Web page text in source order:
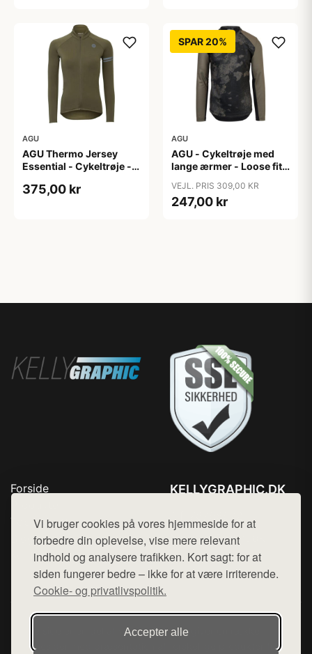
Vi bruger cookies på vores hjemmeside for at
forbedre din oplevelse, vise mere relevant
indhold og analysere trafikken. Kort sagt: for at
siden fungerer bedre – ikke for at være irriterende.
Cookie- og privatlivspolitik.
Accepter alle
AGU
AGU Thermo Jersey
Essential - Cykeltrøje -
XXL
375,00 kr
SPAR 20%
AGU
AGU - Cykeltrøje med
lange ærmer - Loose fit -
VEJL. PRIS 309,00 KR
247,00 kr
Forside
Top Rabatter
Blog
Kontakt
KELLYGRAPHIC.DK
Mail: hej@want.dk
Cookie- og privatlivspolitik
Denne side er en del af want.dk, der udgiver en række
hjemmesider med præsentation af forskellige produkter fra